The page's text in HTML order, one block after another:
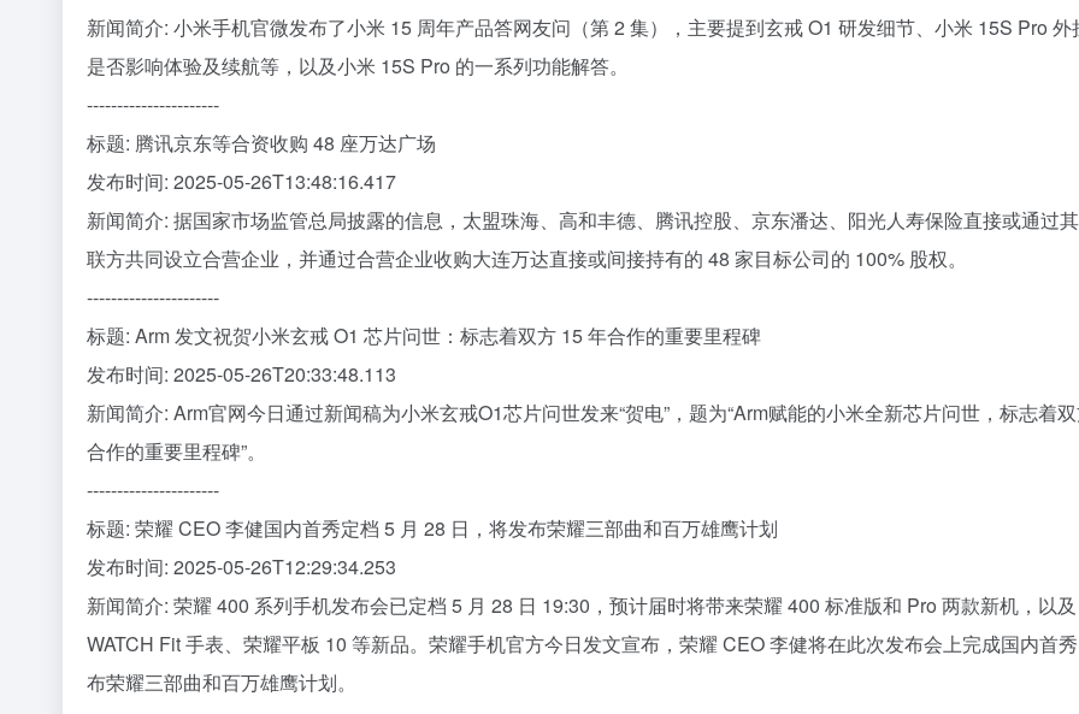
新闻简介: 小米手机官微发布了小米 15 周年产品答网友问（第 2 集），主要提到玄戒 O1 研发细节、小米 15S Pro 外
是否影响体验及续航等，以及小米 15S Pro 的一系列功能解答。
----------------------
标题: 腾讯京东等合资收购 48 座万达广场
发布时间: 2025-05-26T13:48:16.417
新闻简介: 据国家市场监管总局披露的信息，太盟珠海、高和丰德、腾讯控股、京东潘达、阳光人寿保险直接或通过
联方共同设立合营企业，并通过合营企业收购大连万达直接或间接持有的 48 家目标公司的 100% 股权。
----------------------
标题: Arm 发文祝贺小米玄戒 O1 芯片问世：标志着双方 15 年合作的重要里程碑
发布时间: 2025-05-26T20:33:48.113
新闻简介: Arm官网今日通过新闻稿为小米玄戒O1芯片问世发来“贺电”，题为“Arm赋能的小米全新芯片问世，标志着
合作的重要里程碑”。
----------------------
标题: 荣耀 CEO 李健国内首秀定档 5 月 28 日，将发布荣耀三部曲和百万雄鹰计划
发布时间: 2025-05-26T12:29:34.253
新闻简介: 荣耀 400 系列手机发布会已定档 5 月 28 日 19:30，预计届时将带来荣耀 400 标准版和 Pro 两款新机，以及
WATCH Fit 手表、荣耀平板 10 等新品。荣耀手机官方今日发文宣布，荣耀 CEO 李健将在此次发布会上完成国内首
布荣耀三部曲和百万雄鹰计划。